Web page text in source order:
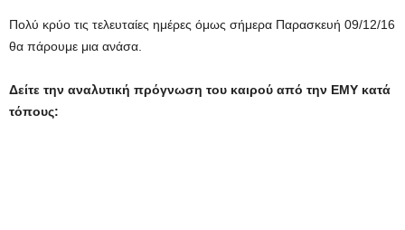
Πολύ κρύο τις τελευταίες ημέρες όμως σήμερα Παρασκευή 09/12/16
θα πάρουμε μια ανάσα.
Δείτε την αναλυτική πρόγνωση του καιρού από την ΕΜΥ κατά
τόπους: